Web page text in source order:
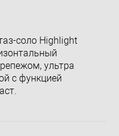
соло Highlight
ультра
с функцией